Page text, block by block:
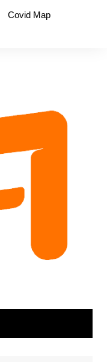
Covid Map